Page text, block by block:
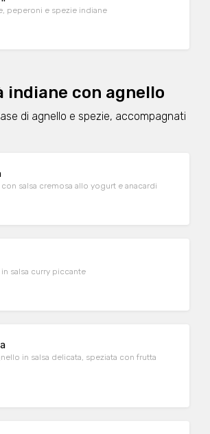
peperoni e spezie indiane
indiane con agnello
di agnello e spezie, accompagnati
salsa cremosa allo yogurt e anacardi
salsa curry piccante
in salsa delicata, speziata con frutta